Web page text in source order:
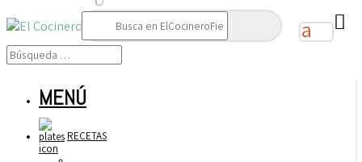
Buscar:
MENÚ
RECETAS